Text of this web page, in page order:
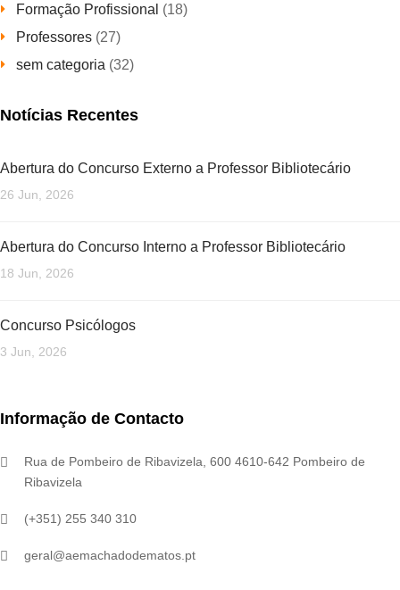
Formação Profissional (18)
Professores (27)
sem categoria (32)
Notícias Recentes
Abertura do Concurso Externo a Professor Bibliotecário
26 Jun, 2026
Abertura do Concurso Interno a Professor Bibliotecário
18 Jun, 2026
Concurso Psicólogos
3 Jun, 2026
Informação de Contacto
Rua de Pombeiro de Ribavizela, 600 4610-642 Pombeiro de
Ribavizela
(+351) 255 340 310
geral@aemachadodematos.pt